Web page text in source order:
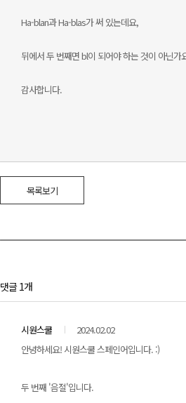
Ha-blan과 Ha-blas가 써 있는데요,
뒤에서 두 번째면 bl이 되어야 하는 것이 아닌가
감사합니다.
목록보기
댓글 1개
시원스쿨
2024.02.02
안녕하세요! 시원스쿨 스페인어입니다. :)
두 번째 '음절'입니다.